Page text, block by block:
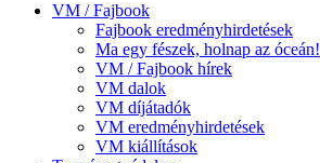
VM / Fajbook
Fajbook eredményhirdetések
Ma egy fészek, holnap az óceán!
VM / Fajbook hírek
VM dalok
VM díjátadók
VM eredményhirdetések
VM kiállítások